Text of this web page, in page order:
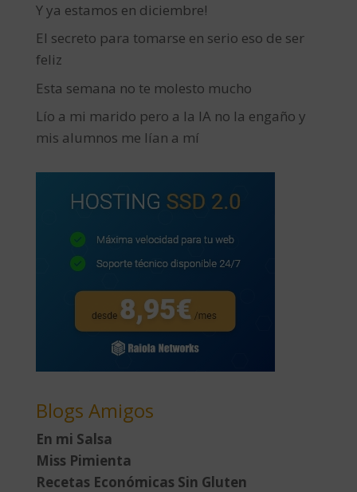
Y ya estamos en diciembre!
El secreto para tomarse en serio eso de ser
feliz
Esta semana no te molesto mucho
Lío a mi marido pero a la IA no la engaño y
mis alumnos me lían a mí
Blogs Amigos
En mi Salsa
Miss Pimienta
Recetas Económicas Sin Gluten